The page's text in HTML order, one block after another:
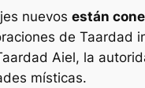
nuevos están
de Taardad
Aiel, la
místicas.